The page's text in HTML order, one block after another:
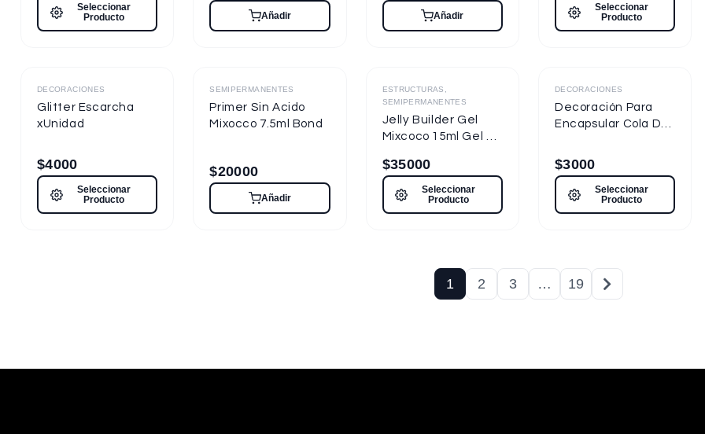
Seleccionar
Producto
Añadir Añadir
Seleccionar
Producto
Destacado
DECORACIONES
Glitter Escarcha
xUnidad
$4000
Seleccionar
Producto
Destacado
SEMIPERMANENTES
Primer Sin Acido
Mixocco 7.5ml Bond
$20000
Añadir
ESTRUCTURAS,
SEMIPERMANENTES
Jelly Builder Gel
Mixcoco 15ml Gel de
$35000
Seleccionar
Producto
DECORACIONES
Decoración Para
Encapsular Cola De
$3000
Seleccionar
Producto
1 2 3 … 19